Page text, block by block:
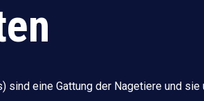
sind eine Gattung der Nagetiere und